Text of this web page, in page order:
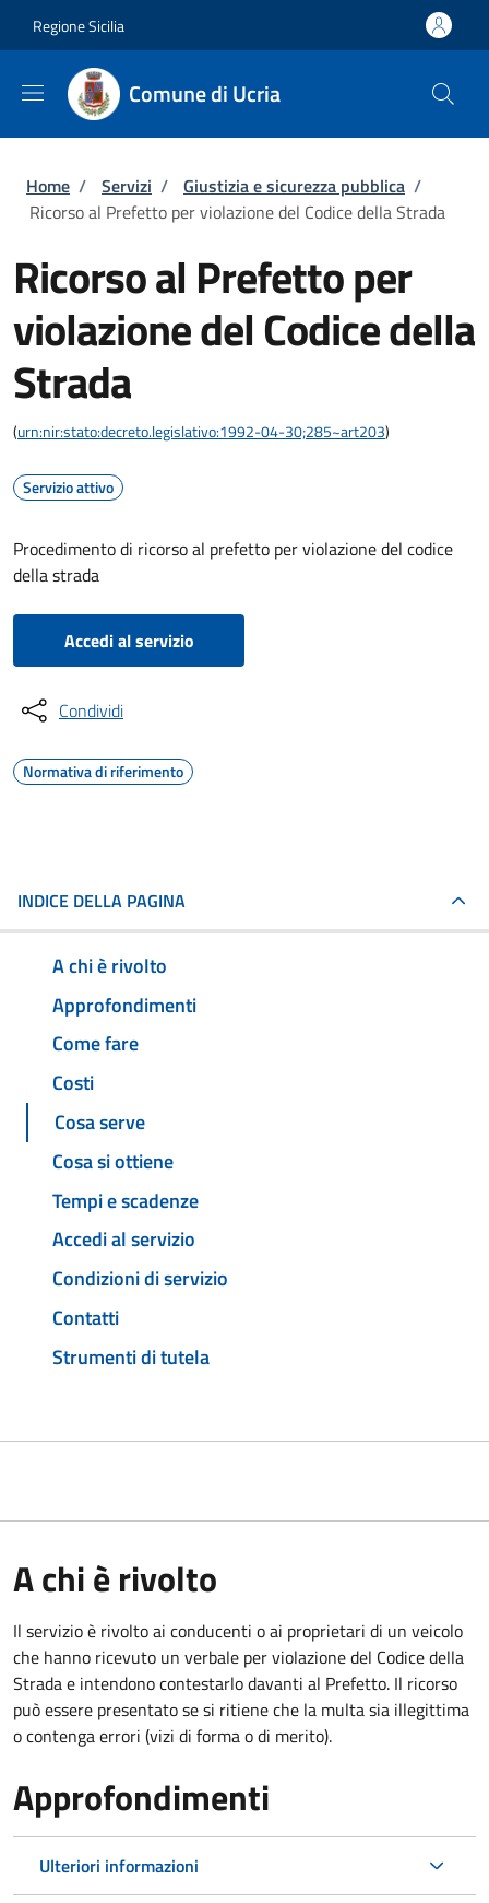
Regione Sicilia
Comune di Ucria
Briciole di pane
Home / Servizi / Giustizia e sicurezza pubblica /
Ricorso al Prefetto per violazione del Codice della Strada
Ricorso al Prefetto per
violazione del Codice della
Strada
(urn:nir:stato:decreto.legislativo:1992-04-30;285~art203)
Servizio attivo
Procedimento di ricorso al prefetto per violazione del codice
della strada
Accedi al servizio
Condividi
Normativa di riferimento
INDICE DELLA PAGINA
A chi è rivolto
Approfondimenti
Come fare
Costi
Cosa serve
Cosa si ottiene
Tempi e scadenze
Accedi al servizio
Condizioni di servizio
Contatti
Strumenti di tutela
A chi è rivolto
Il servizio è rivolto ai conducenti o ai proprietari di un veicolo
che hanno ricevuto un verbale per violazione del Codice della
Strada e intendono contestarlo davanti al Prefetto. Il ricorso
può essere presentato se si ritiene che la multa sia illegittima
o contenga errori (vizi di forma o di merito).
Approfondimenti
Ulteriori informazioni